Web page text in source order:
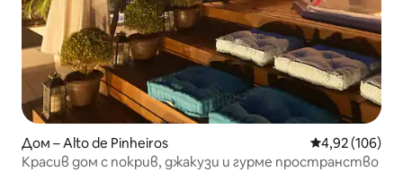
Дом – Alto de Pinheiros Средна
4,92 (106)
Красив дом с покрив, джакузи и гурме пространство